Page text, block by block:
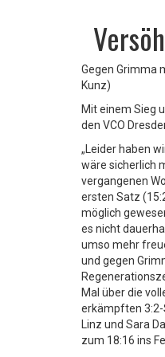
Gegen Grimma
Kunz)
Mit einem Sieg
den VCO
„Leider haben
wäre sicherlich
vergangenen
ersten Satz
möglich
es nicht
umso mehr
und gegen
Mal über die
erkämpften 3:2-
Linz und Sara
zum 18:16 ins